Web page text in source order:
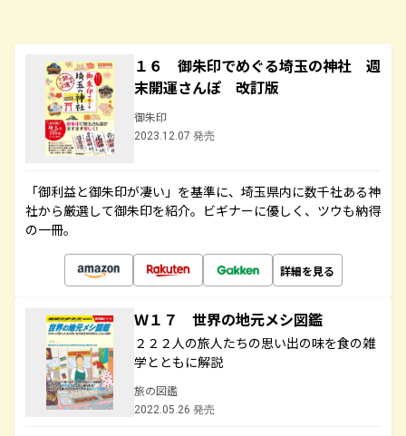
１６ 御朱印でめぐる埼玉の神社 週
末開運さんぽ 改訂版
御朱印
2023.12.07 発売
「御利益と御朱印が凄い」を基準に、埼玉県内に数千社ある神
社から厳選して御朱印を紹介。ビギナーに優しく、ツウも納得
の一冊。
詳細を見る
Ｗ１７ 世界の地元メシ図鑑
２２２人の旅人たちの思い出の味を食の雑
学とともに解説
旅の図鑑
2022.05.26 発売